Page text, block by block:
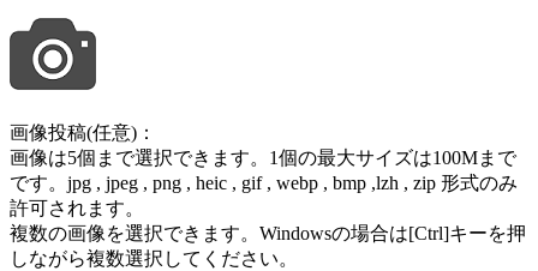
画像投稿(任意)：
画像は5個まで選択できます。1個の最大サイズは100Mまで
です。jpg , jpeg , png , heic , gif , webp , bmp ,lzh , zip 形式のみ
許可されます。
複数の画像を選択できます。Windowsの場合は[Ctrl]キーを押
しながら複数選択してください。